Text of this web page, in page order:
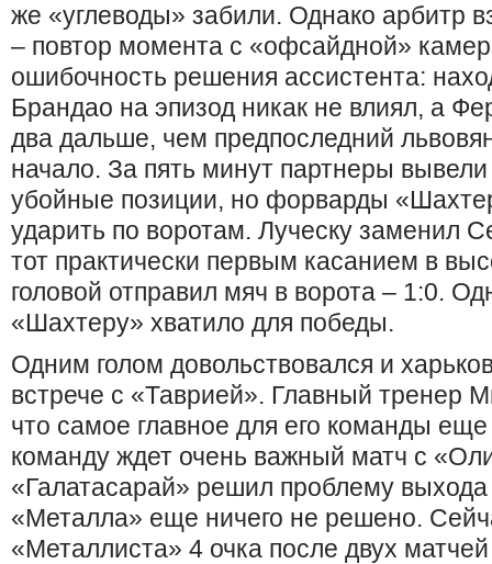
же «углеводы» забили. Однако арбитр
– повтор момента с «офсайдной»
ошибочность решения ассистента:
Брандао на эпизод никак не влиял, а
два дальше, чем предпоследний
начало. За пять минут партнеры
убойные позиции, но форварды
ударить по воротам. Луческу заменил
тот практически первым касанием в
головой отправил мяч в ворота – 1:0.
«Шахтеру» хватило для победы.
Одним голом довольствовался и
встрече с «Таврией». Главный тренер
что самое главное для его команды
команду ждет очень важный матч с
«Галатасарай» решил проблему выхода
«Металла» еще ничего не решено.
«Металлиста» 4 очка после двух